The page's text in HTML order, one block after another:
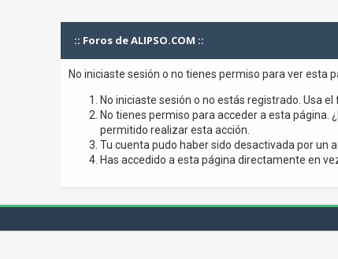
:: Foros de ALIPSO.COM ::
No iniciaste sesión o no tienes permiso para ver esta
No iniciaste sesión o no estás registrado. Usa
No tienes permiso para acceder a esta página.
permitido realizar esta acción.
Tu cuenta pudo haber sido desactivada por un
Has accedido a esta página directamente en